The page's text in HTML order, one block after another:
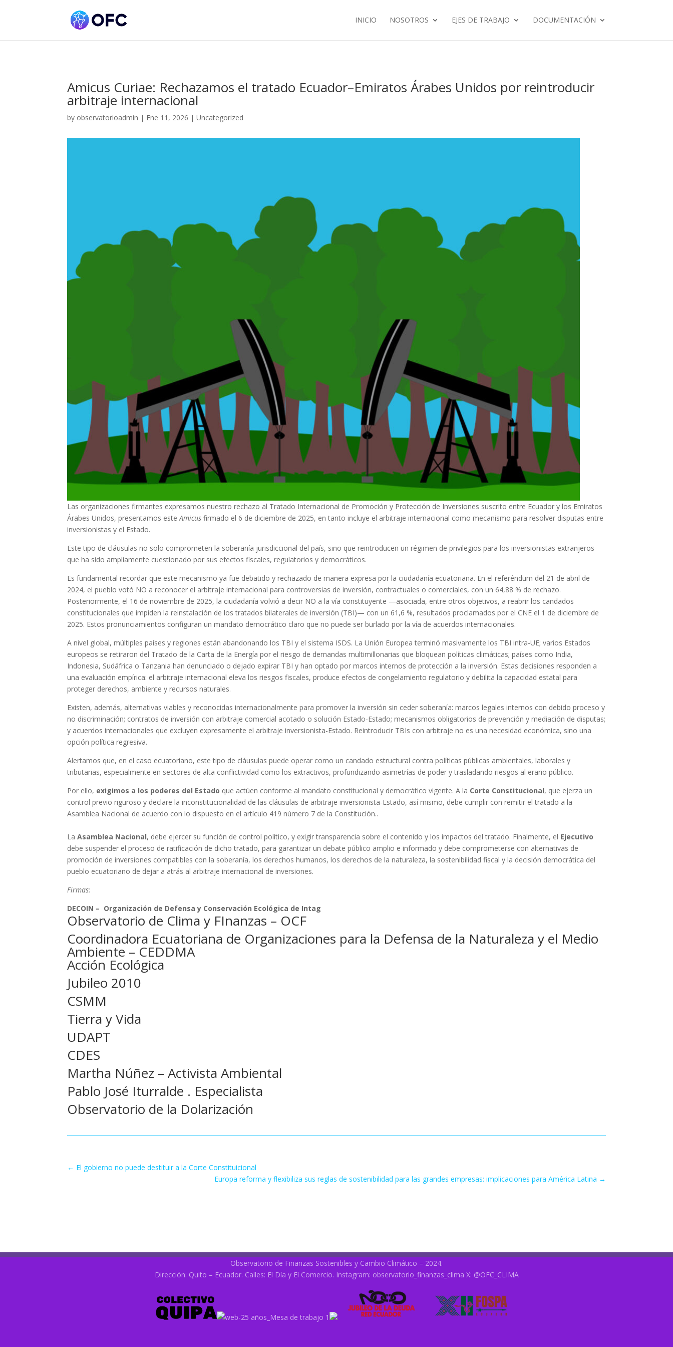
INICIO NOSOTROS EJES DE TRABAJO DOCUMENTACIÓN
Amicus Curiae: Rechazamos el tratado Ecuador–Emiratos Árabes Unidos por reintroducir
arbitraje internacional
by observatorioadmin | Ene 11, 2026 |Uncategorized
Las organizaciones firmantes expresamos nuestro rechazo al Tratado Internacional de Promoción y Protección de Inversiones suscrito entre Ecuador y los Emiratos
Árabes Unidos, presentamos esteAmicus firmado el 6 de diciembre de 2025, en tanto incluye el arbitraje internacional como mecanismo para resolver disputas entre
inversionistas y el Estado.
Este tipo de cláusulas no solo comprometen la soberanía jurisdiccional del país, sino que reintroducen un régimen de privilegios para los inversionistas extranjeros
que ha sido ampliamente cuestionado por sus efectos fiscales, regulatorios y democráticos.
Es fundamental recordar que este mecanismo ya fue debatido y rechazado de manera expresa por la ciudadanía ecuatoriana. En el referéndum del 21 de abril de
2024, el pueblo votó NO a reconocer el arbitraje internacional para controversias de inversión, contractuales o comerciales, con un 64,88 % de rechazo.
Posteriormente, el 16 de noviembre de 2025, la ciudadanía volvió a decir NO a la vía constituyente —asociada, entre otros objetivos, a reabrir los candados
constitucionales que impiden la reinstalación de los tratados bilaterales de inversión (TBI)— con un 61,6 %, resultados proclamados por el CNE el 1 de diciembre de
2025. Estos pronunciamientos configuran un mandato democrático claro que no puede ser burlado por la vía de acuerdos internacionales.
A nivel global, múltiples países y regiones están abandonando los TBI y el sistema ISDS. La Unión Europea terminó masivamente los TBI intra-UE; varios Estados
europeos se retiraron del Tratado de la Carta de la Energía por el riesgo de demandas multimillonarias que bloquean políticas climáticas; países como India,
Indonesia, Sudáfrica o Tanzania han denunciado o dejado expirar TBI y han optado por marcos internos de protección a la inversión. Estas decisiones responden a
una evaluación empírica: el arbitraje internacional eleva los riesgos fiscales, produce efectos de congelamiento regulatorio y debilita la capacidad estatal para
proteger derechos, ambiente y recursos naturales.
Existen, además, alternativas viables y reconocidas internacionalmente para promover la inversión sin ceder soberanía: marcos legales internos con debido proceso y
no discriminación; contratos de inversión con arbitraje comercial acotado o solución Estado-Estado; mecanismos obligatorios de prevención y mediación de disputas;
y acuerdos internacionales que excluyen expresamente el arbitraje inversionista-Estado. Reintroducir TBIs con arbitraje no es una necesidad económica, sino una
opción política regresiva.
Alertamos que, en el caso ecuatoriano, este tipo de cláusulas puede operar como un candado estructural contra políticas públicas ambientales, laborales y
tributarias, especialmente en sectores de alta conflictividad como los extractivos, profundizando asimetrías de poder y trasladando riesgos al erario público.
Por ello, exigimos a los poderes del Estado que actúen conforme al mandato constitucional y democrático vigente. A la Corte Constitucional, que ejerza un
control previo riguroso y declare la inconstitucionalidad de las cláusulas de arbitraje inversionista-Estado, así mismo, debe cumplir con remitir el tratado a la
Asamblea Nacional de acuerdo con lo dispuesto en el artículo 419 número 7 de la Constitución..
LaAsamblea Nacional, debe ejercer su función de control político, y exigir transparencia sobre el contenido y los impactos del tratado. Finalmente, el Ejecutivo
debe suspender el proceso de ratificación de dicho tratado, para garantizar un debate público amplio e informado y debe comprometerse con alternativas de
promoción de inversiones compatibles con la soberanía, los derechos humanos, los derechos de la naturaleza, la sostenibilidad fiscal y la decisión democrática del
pueblo ecuatoriano de dejar a atrás al arbitraje internacional de inversiones.
Firmas:
DECOIN – Organización de Defensa y Conservación Ecológica de Intag
Observatorio de Clima y FInanzas – OCF
Coordinadora Ecuatoriana de Organizaciones para la Defensa de la Naturaleza y el Medio
Ambiente – CEDDMA
Acción Ecológica
Jubileo 2010
CSMM
Tierra y Vida
UDAPT
CDES
Martha Núñez – Activista Ambiental
Pablo José Iturralde . Especialista
Observatorio de la Dolarización
← El gobierno no puede destituir a la Corte Constituicional
Europa reforma y flexibiliza sus reglas de sostenibilidad para las grandes empresas: implicaciones para América Latina →
Observatorio de Finanzas Sostenibles y Cambio Climático – 2024.
Dirección: Quito – Ecuador. Calles: El Día y El Comercio. Instagram: observatorio_finanzas_clima X: @OFC_CLIMA